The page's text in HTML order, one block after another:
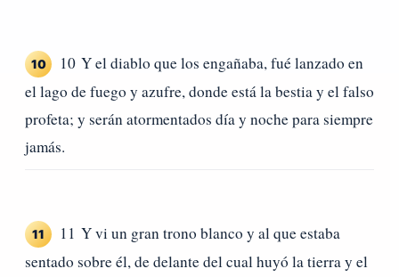
10
10 Y el diablo que los engañaba, fué lanzado en
el lago de fuego y azufre, donde está la bestia y el falso
profeta; y serán atormentados día y noche para siempre
jamás.
11
11 Y vi un gran trono blanco y al que estaba
sentado sobre él, de delante del cual huyó la tierra y el